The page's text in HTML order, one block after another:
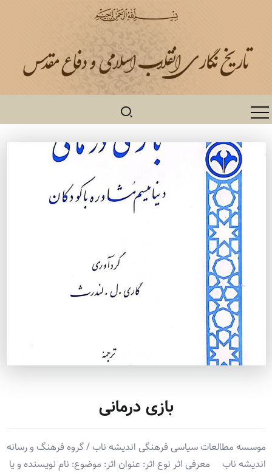
بازی درمانی
موسسه مطالعات سیاسی فرهنگی اندیشه ناب / گروه فرهنگ و رسانه
اندیشه ناب معرفی اثر نوع اثر: عنوان اثر: موضوع: نام نویسنده و یا